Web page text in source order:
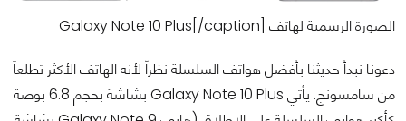
الصورة الرسمية لهاتف Galaxy Note 10 Plus[/caption]
دعونا نبدأ حديثنا بأفضل هواتف السلسلة نظراً لأنه الهاتف الأكثر تطلعاَ
من سامسونج. يأتي Galaxy Note 10 Plus بشاشة بحجم 6.8 بوصة